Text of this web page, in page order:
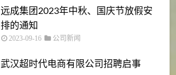
远成集团2023年中秋、国庆节放假安
排的通知
2023-09-16 公司新闻
武汉超时代电商有限公司招聘启事